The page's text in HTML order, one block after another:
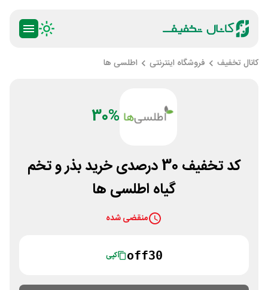
کانال تخفیف فروشگاه اینترنتی اطلسی ها
30%
کد تخفیف 30 درصدی خرید بذر و تخم
گیاه اطلسی ها
منقضی شده
off30 کپی